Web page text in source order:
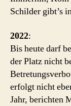
Schilder gibt’s
2022:
Bis heute darf
der Platz nicht
erfolgt nicht
Jahr, berichten